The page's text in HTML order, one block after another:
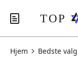
Hjem Bedste valg